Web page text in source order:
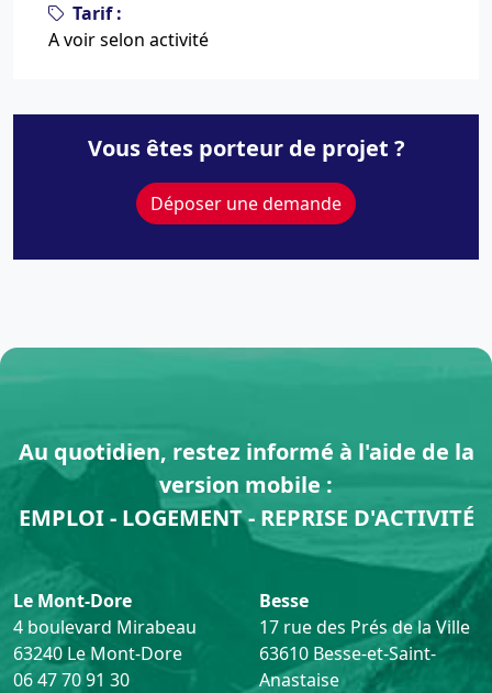
Tarif :
A voir selon activité
+
Vous êtes porteur de projet ?
Déposer une demande
Au quotidien, restez informé à l'aide de la
version mobile :
EMPLOI - LOGEMENT - REPRISE D'ACTIVITÉ
Le Mont-Dore
4 boulevard Mirabeau
63240 Le Mont-Dore
06 47 70 91 30
Besse
17 rue des Prés de la Ville
63610 Besse-et-Saint-
Anastaise